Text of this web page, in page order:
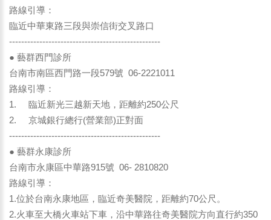
路線引導：
臨近中華東路三段與崇信街交叉路口
--------------------------------------------------
● 藝群西門診所
台南市南區西門路一段579號 06-2221011
路線引導：
1. 臨近新光三越新天地，距離約250公尺
2. 京城銀行總行(營業部)正對面
--------------------------------------------------
● 藝群永康診所
台南市永康區中華路915號 06- 2810820
路線引導：
1.位於台南永康地區，臨近奇美醫院，距離約70公尺。
2.火車至大橋火車站下車，沿中華路往奇美醫院方向直行約350